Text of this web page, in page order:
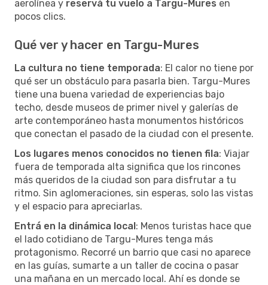
aerolínea y reservá tu vuelo a Targu-Mures en
pocos clics.
Qué ver y hacer en Targu-Mures
La cultura no tiene temporada: El calor no tiene por
qué ser un obstáculo para pasarla bien. Targu-Mures
tiene una buena variedad de experiencias bajo
techo, desde museos de primer nivel y galerías de
arte contemporáneo hasta monumentos históricos
que conectan el pasado de la ciudad con el presente.
Los lugares menos conocidos no tienen fila: Viajar
fuera de temporada alta significa que los rincones
más queridos de la ciudad son para disfrutar a tu
ritmo. Sin aglomeraciones, sin esperas, solo las vistas
y el espacio para apreciarlas.
Entrá en la dinámica local: Menos turistas hace que
el lado cotidiano de Targu-Mures tenga más
protagonismo. Recorré un barrio que casi no aparece
en las guías, sumarte a un taller de cocina o pasar
una mañana en un mercado local. Ahí es donde se